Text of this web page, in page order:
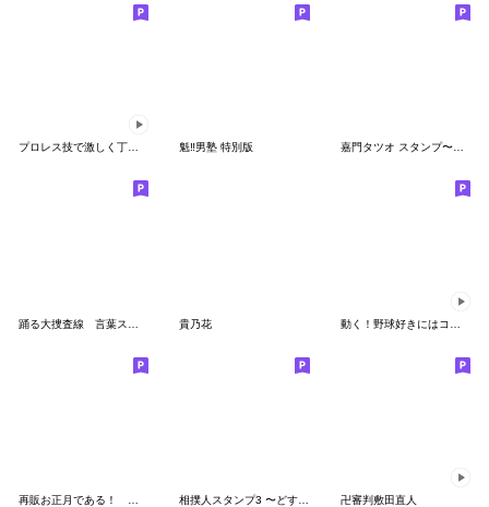
プロレス技で激しく丁寧な会話（でか文字） 魁‼男塾 特別版 嘉門タツオ スタンプ〜日常篇〜
貴乃花
卍審判敷田直人